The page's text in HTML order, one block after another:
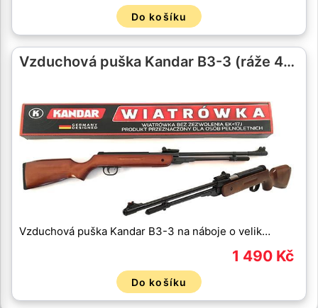
Do košíku
Vzduchová puška Kandar B3-3 (ráže 4…
Vzduchová puška Kandar B3-3 na náboje o velik…
1 490 Kč
Do košíku